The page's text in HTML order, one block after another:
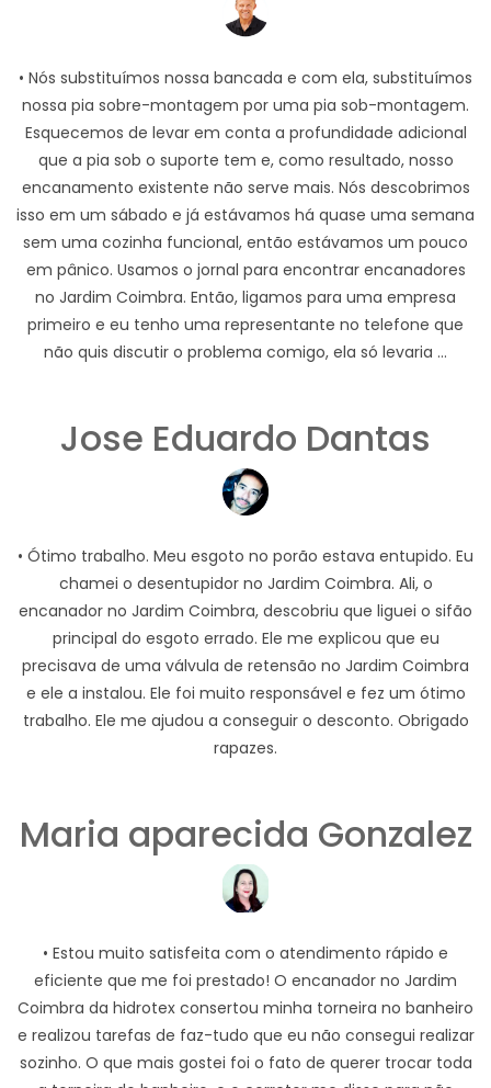
• Nós substituímos nossa bancada e com ela, substituímos
nossa pia sobre-montagem por uma pia sob-montagem.
Esquecemos de levar em conta a profundidade adicional
que a pia sob o suporte tem e, como resultado, nosso
encanamento existente não serve mais. Nós descobrimos
isso em um sábado e já estávamos há quase uma semana
sem uma cozinha funcional, então estávamos um pouco
em pânico. Usamos o jornal para encontrar encanadores
no Jardim Coimbra. Então, ligamos para uma empresa
primeiro e eu tenho uma representante no telefone que
não quis discutir o problema comigo, ela só levaria ...
Jose Eduardo Dantas
• Ótimo trabalho. Meu esgoto no porão estava entupido. Eu
chamei o desentupidor no Jardim Coimbra. Ali, o
encanador no Jardim Coimbra, descobriu que liguei o sifão
principal do esgoto errado. Ele me explicou que eu
precisava de uma válvula de retensão no Jardim Coimbra
e ele a instalou. Ele foi muito responsável e fez um ótimo
trabalho. Ele me ajudou a conseguir o desconto. Obrigado
rapazes.
Maria aparecida Gonzalez
• Estou muito satisfeita com o atendimento rápido e
eficiente que me foi prestado! O encanador no Jardim
Coimbra da hidrotex consertou minha torneira no banheiro
e realizou tarefas de faz-tudo que eu não consegui realizar
sozinho. O que mais gostei foi o fato de querer trocar toda